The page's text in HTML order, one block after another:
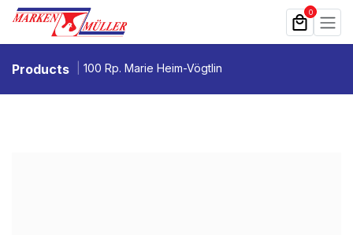
Zum Inhalt springen 0
Products 100 Rp. Marie Heim-Vögtlin